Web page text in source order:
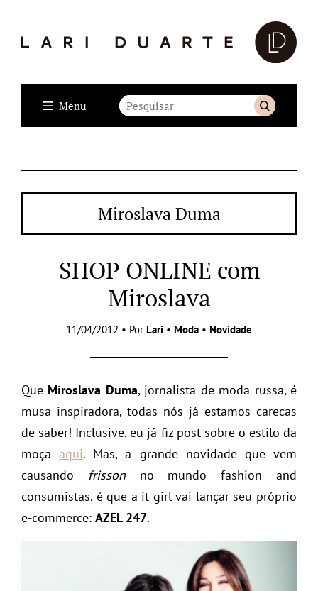
Menu
Miroslava Duma
SHOP ONLINE com
Miroslava
11/04/2012 • Por Lari • Moda • Novidade
Que Miroslava Duma, jornalista de moda russa, é
musa inspiradora, todas nós já estamos carecas
de saber! Inclusive, eu já fiz post sobre o estilo da
moçaaqui. Mas, a grande novidade que vem
causando frissonno mundo fashion and
consumistas, é que a it girl vai lançar seu próprio
e-commerce: AZEL 247.